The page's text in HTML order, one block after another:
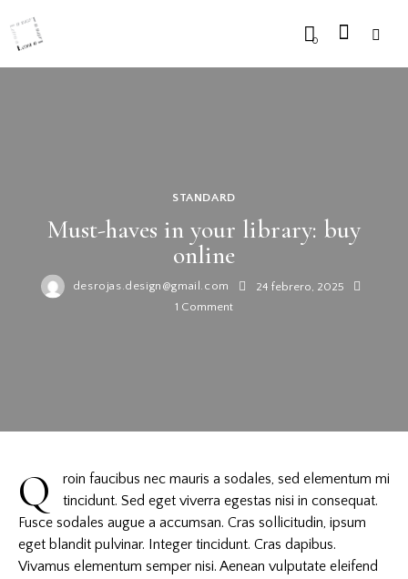
0
STANDARD
Must-haves in your library: buy
online
desrojas.design@gmail.com
24 febrero, 2025
1 Comment
Q
roin faucibus nec mauris a sodales, sed elementum mi
tincidunt. Sed eget viverra egestas nisi in consequat.
Fusce sodales augue a accumsan. Cras sollicitudin, ipsum
eget blandit pulvinar. Integer tincidunt. Cras dapibus.
Vivamus elementum semper nisi. Aenean vulputate eleifend